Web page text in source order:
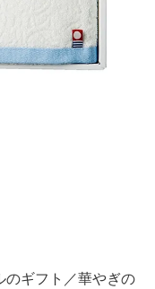
のギフト／華やぎの